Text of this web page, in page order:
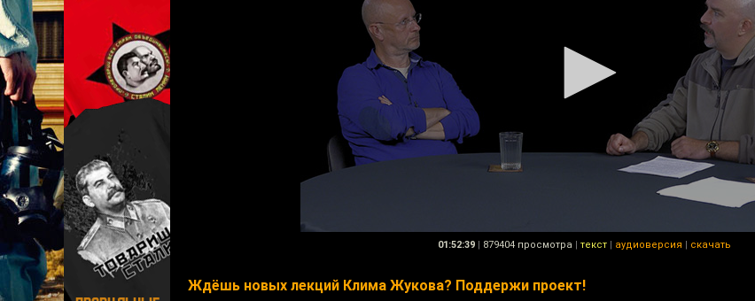
01:52:39 | 879404 просмотра | текст | аудиоверсия | скачать
Ждёшь новых лекций Клима Жукова? Поддержи проект!